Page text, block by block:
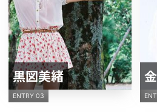
黒図美緒
ENTRY 03